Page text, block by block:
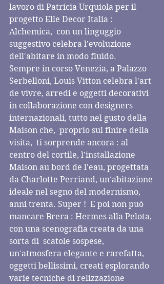
lavoro di Patricia Urquiola per il
progetto Elle Decor Italia :
Alchemica,  con un linguggio
suggestivo celebra l'evoluzione
dell'abitare in modo fluido.
Sempre in corso Venezia, a Palazzo
Serbelloni, Louis Vitton celebra l'art
de vivre, arredi e oggetti decorativi
in collaborazione con designers
internazionali, tutto nel gusto della
Maison che,  proprio sul finire della
visita,  ti sorprende ancora : al
centro del cortile, l'installazione
Maison au bord de l'eau, progettata
da Charlotte Perriand, un'abitazione
ideale nel segno del modernismo,
anni trenta. Super !  E poi non può
mancare Brera : Hermes alla Pelota,
con una scenografia creata da una
sorta di  scatole sospese,
un'atmosfera elegante e rarefatta,
oggetti bellissimi, creati esplorando
varie tecniche di relizzazione